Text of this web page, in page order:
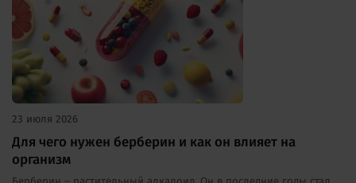
23 июля 2026
Для чего нужен берберин и как он влияет на
организм